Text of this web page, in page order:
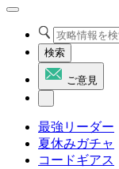
検索
ご意見
最強リーダー
夏休みガチャ
コードギアス